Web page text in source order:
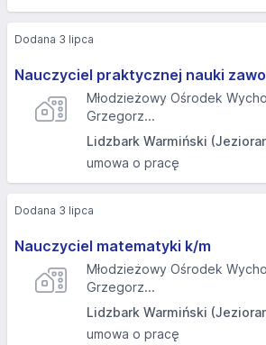
Nauczyciel praktycznej nauki
Młodzieżowy Ośrodek
Grzegorz...
Lidzbark Warmiński
umowa o pracę
Dodana 3 lipca
Nauczyciel matematyki k/m
Młodzieżowy Ośrodek
Grzegorz...
Lidzbark Warmiński
umowa o pracę
Dodana 3 lipca